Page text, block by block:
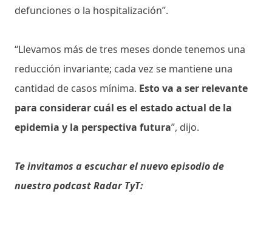
defunciones o la hospitalización”.
“Llevamos más de tres meses donde tenemos una
reducción invariante; cada vez se mantiene una
cantidad de casos mínima. Esto va a ser relevante
para considerar cuál es el estado actual de la
epidemia y la perspectiva futura”, dijo.
Te invitamos a escuchar el nuevo episodio de
nuestro podcast Radar TyT: